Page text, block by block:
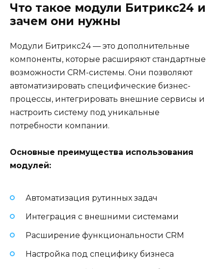
Что такое модули Битрикс24 и
зачем они нужны
Модули Битрикс24 — это дополнительные
компоненты, которые расширяют стандартные
возможности CRM-системы. Они позволяют
автоматизировать специфические бизнес-
процессы, интегрировать внешние сервисы и
настроить систему под уникальные
потребности компании.
Основные преимущества использования
модулей:
Автоматизация рутинных задач
Интеграция с внешними системами
Расширение функциональности CRM
Настройка под специфику бизнеса